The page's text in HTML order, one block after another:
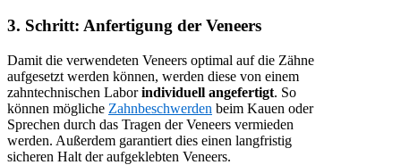
3. Schritt: Anfertigung der Veneers
Damit die verwendeten Veneers optimal auf die Zähne
aufgesetzt werden können, werden diese von einem
zahntechnischen Laborindividuell angefertigt. So
können mögliche Zahnbeschwerden beim Kauen oder
Sprechen durch das Tragen der Veneers vermieden
werden. Außerdem garantiert dies einen langfristig
sicheren Halt der aufgeklebten Veneers.